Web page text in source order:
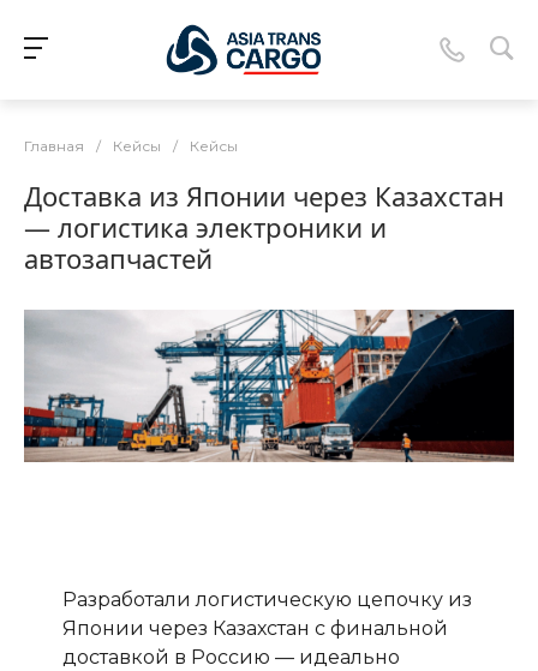
Главная / Кейсы / Кейсы
Доставка из Японии через Казахстан
— логистика электроники и
автозапчастей
Разработали логистическую цепочку из
Японии через Казахстан с финальной
доставкой в Россию — идеально